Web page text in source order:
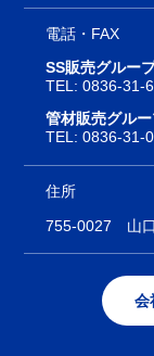
電話・FAX
SS販売グルー
TEL:0836-31-
管材販売グル
TEL:0836-31-
住所
755-0027 山
会